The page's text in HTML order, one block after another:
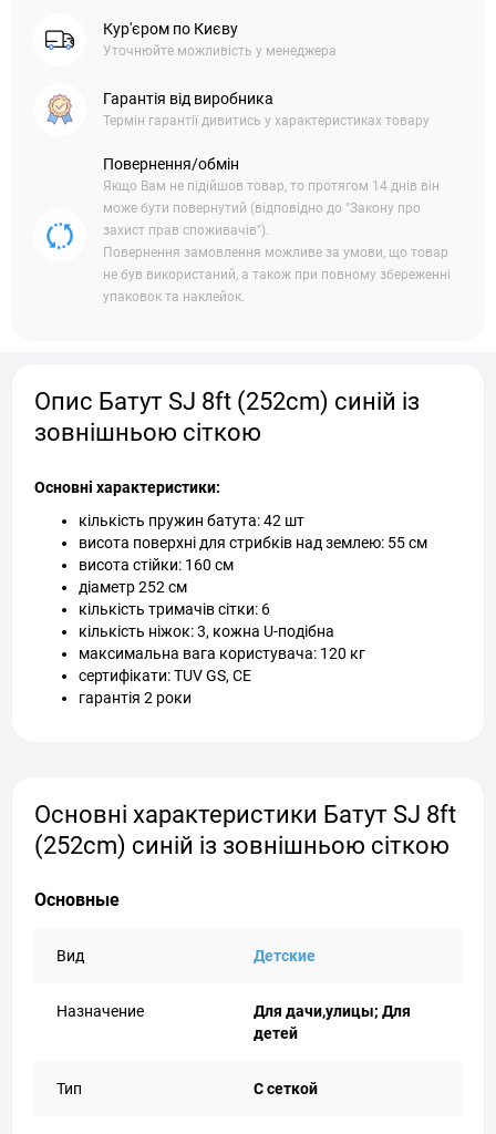
Кур'єром по Києву
Уточнюйте можливість у менеджера
Гарантія від виробника
Термін гарантії дивитись у характеристиках товару
Повернення/обмін
Якщо Вам не підійшов товар, то протягом 14 днів він
може бути повернутий (відповідно до "Закону про
захист прав споживачів").
Повернення замовлення можливе за умови, що товар
не був використаний, а також при повному збереженні
упаковок та наклейок.
Опис Батут SJ 8ft (252cm) синій із
зовнішньою сіткою
Основні характеристики:
кількість пружин батута: 42 шт
висота поверхні для стрибків над землею: 55 см
висота стійки: 160 см
діаметр 252 см
кількість тримачів сітки: 6
кількість ніжок: 3, кожна U-подібна
максимальна вага користувача: 120 кг
сертифікати: TUV GS, CE
гарантія 2 роки
Основні характеристики Батут SJ 8ft
(252cm) синій із зовнішньою сіткою
Основные
Вид Детские
Назначение
Для дачи,улицы; Для
детей
Тип С сеткой